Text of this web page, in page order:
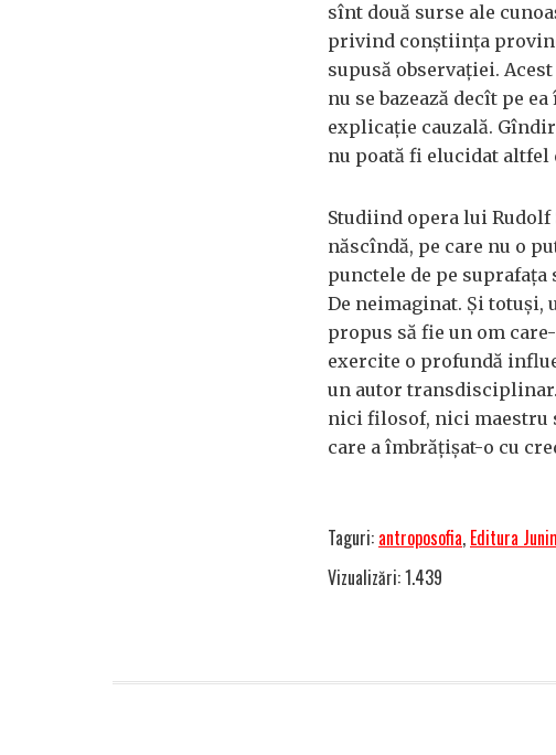
sînt două surse ale
privind conștiința
supusă observației.
nu se bazează decît pe
explicație cauzală.
nu poată fi elucidat
Studiind opera lui Rudolf
născîndă, pe care nu o
punctele de pe
De neimaginat. Și totuși,
propus să fie un om
exercite o profundă
un autor transdisciplinar.
nici filosof, nici maestru
care a îmbrățișat-o cu
Taguri: antroposofia, Editura
Vizualizări: 1.439